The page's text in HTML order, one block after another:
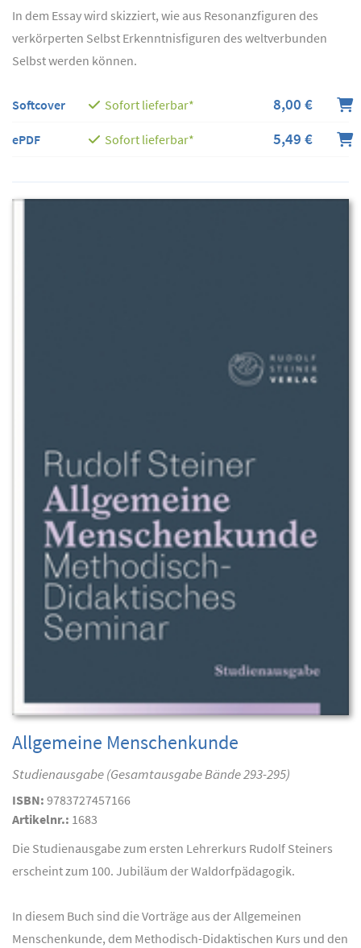
In dem Essay wird skizziert, wie aus Resonanzfiguren des
verkörperten Selbst Erkenntnisfiguren des weltverbunden
Selbst werden können.
Softcover Sofort lieferbar* 8,00 €
ePDF Sofort lieferbar* 5,49 €
Allgemeine Menschenkunde
Studienausgabe (Gesamtausgabe Bände 293-295)
ISBN: 9783727457166
Artikelnr.: 1683
Die Studienausgabe zum ersten Lehrerkurs Rudolf Steiners
erscheint zum 100. Jubiläum der Waldorfpädagogik.
In diesem Buch sind die Vorträge aus der Allgemeinen
Menschenkunde, dem Methodisch-Didaktischen Kurs und den